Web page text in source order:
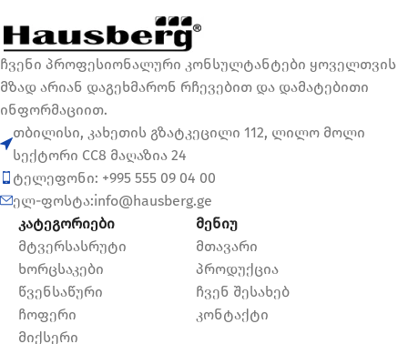
ჩვენი პროფესიონალური კონსულტანტები ყოველთვის
მზად არიან დაგეხმარონ რჩევებით და დამატებითი
ინფორმაციით.
თბილისი, კახეთის გზატკეცილი 112, ლილო მოლი
სექტორი CC8 მაღაზია 24
ტელეფონი: +995 555 09 04 00
ელ-ფოსტა:info@hausberg.ge
კატეგორიები
მტვერსასრუტი
ხორცსაკები
წვენსაწური
ჩოფერი
მიქსერი
მენიუ
მთავარი
პროდუქცია
ჩვენ შესახებ
კონტაქტი